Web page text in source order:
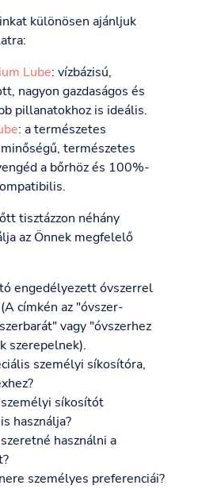
különösen ajánljuk
Lube: vízbázisú,
nagyon gazdaságos és
pillanatokhoz is ideális.
: a természetes
természetes
a bőrhöz és 100%-
tisztázzon néhány
az Önnek megfelelő
engedélyezett óvszerrel
címkén az "óvszer-
vagy "óvszerhez
szerepelnek).
személyi síkosítóra,
síkosítót
használja?
használni a
személyes preferenciái?